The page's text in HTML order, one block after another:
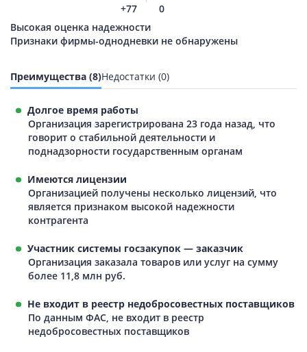
+77
0
Высокая оценка надежности
Признаки фирмы-однодневки не обнаружены
Преимущества (8)Недостатки (0)
Долгое время работы
Организация зарегистрирована 23 года назад, что
говорит о стабильной деятельности и
поднадзорности государственным органам
Имеются лицензии
Организацией получены несколько лицензий, что
является признаком высокой надежности
контрагента
Участник системы госзакупок — заказчик
Организация заказала товаров или услуг на сумму
более 11,8 млн руб.
Не входит в реестр недобросовестных поставщиков
По данным ФАС, не входит в реестр
недобросовестных поставщиков